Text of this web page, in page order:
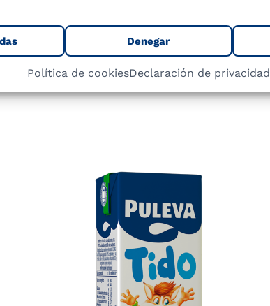
Denegar
Política de cookiesDeclaración de privacidad